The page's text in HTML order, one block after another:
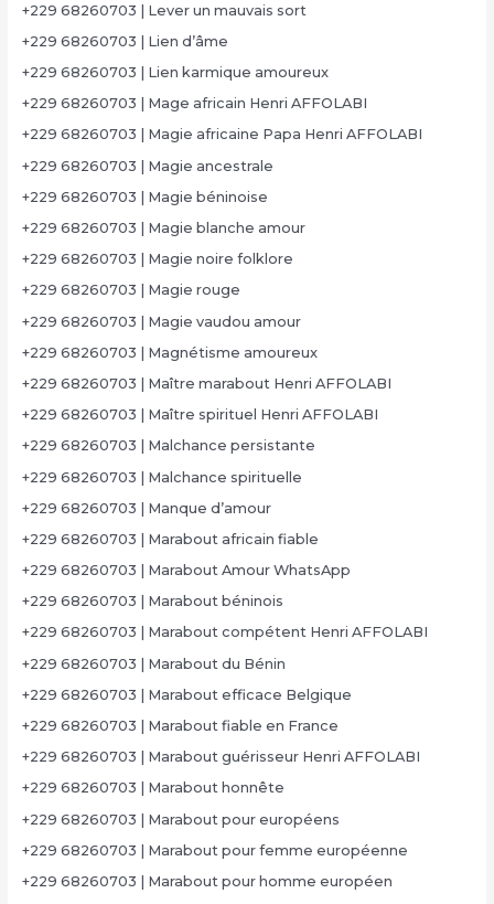
+229 68260703 | Lever un mauvais sort
+229 68260703 | Lien d’âme
+229 68260703 | Lien karmique amoureux
+229 68260703 | Mage africain Henri AFFOLABI
+229 68260703 | Magie africaine Papa Henri AFFOLABI
+229 68260703 | Magie ancestrale
+229 68260703 | Magie béninoise
+229 68260703 | Magie blanche amour
+229 68260703 | Magie noire folklore
+229 68260703 | Magie rouge
+229 68260703 | Magie vaudou amour
+229 68260703 | Magnétisme amoureux
+229 68260703 | Maître marabout Henri AFFOLABI
+229 68260703 | Maître spirituel Henri AFFOLABI
+229 68260703 | Malchance persistante
+229 68260703 | Malchance spirituelle
+229 68260703 | Manque d’amour
+229 68260703 | Marabout africain fiable
+229 68260703 | Marabout Amour WhatsApp
+229 68260703 | Marabout béninois
+229 68260703 | Marabout compétent Henri AFFOLABI
+229 68260703 | Marabout du Bénin
+229 68260703 | Marabout efficace Belgique
+229 68260703 | Marabout fiable en France
+229 68260703 | Marabout guérisseur Henri AFFOLABI
+229 68260703 | Marabout honnête
+229 68260703 | Marabout pour européens
+229 68260703 | Marabout pour femme européenne
+229 68260703 | Marabout pour homme européen